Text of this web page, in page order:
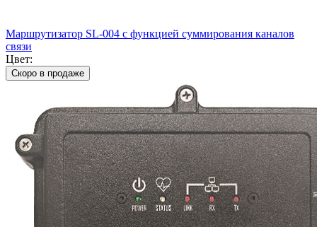
Маршрутизатор SL-004 с функцией суммирования каналов
связи
Цвет:
Скоро в продаже